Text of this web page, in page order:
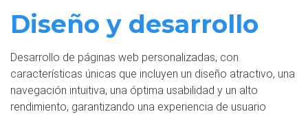
Diseño y desarrollo
Desarrollo de páginas web personalizadas, con
características únicas que incluyen un diseño atractivo, una
navegación intuitiva, una óptima usabilidad y un alto
rendimiento, garantizando una experiencia de usuario